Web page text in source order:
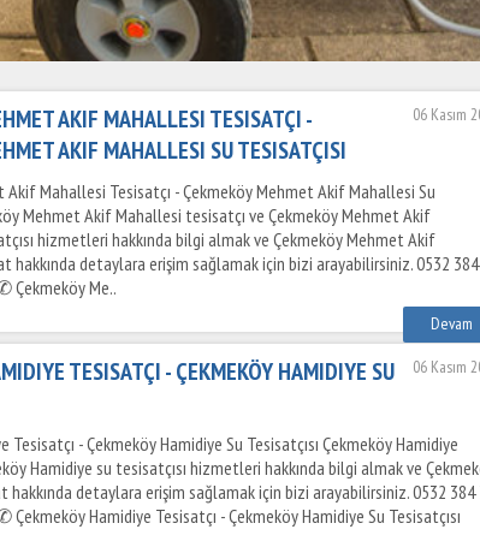
06 Kasım
AKIF MAHALLESI TESISATÇI -
AKIF MAHALLESI SU TESISATÇISI
Akif Mahallesi Tesisatçı - Çekmeköy Mehmet Akif Mahallesi Su
Mehmet Akif Mahallesi tesisatçı ve Çekmeköy Mehmet Akif
hizmetleri hakkında bilgi almak ve Çekmeköy Mehmet Akif
hakkında detaylara erişim sağlamak için bizi arayabilirsiniz. 0532
Çekmeköy Me..
Devam
06 Kasım
TESISATÇI - ÇEKMEKÖY HAMIDIYE SU
Tesisatçı - Çekmeköy Hamidiye Su Tesisatçısı Çekmeköy Hamidiye
Hamidiye su tesisatçısı hizmetleri hakkında bilgi almak ve
hakkında detaylara erişim sağlamak için bizi arayabilirsiniz. 0532 384
Hamidiye Tesisatçı - Çekmeköy Hamidiye Su Tesisatçısı